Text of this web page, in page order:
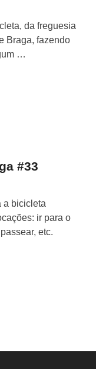
da freguesia
Braga, fazendo
…
#33
a bicicleta
ir para o
etc.